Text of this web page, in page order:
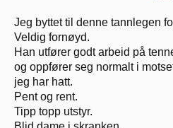
Jeg byttet til denne tannlegen
Veldig fornøyd.
Han utfører godt arbeid på
og oppfører seg normalt i
jeg har hatt.
Pent og rent.
Tipp topp utstyr.